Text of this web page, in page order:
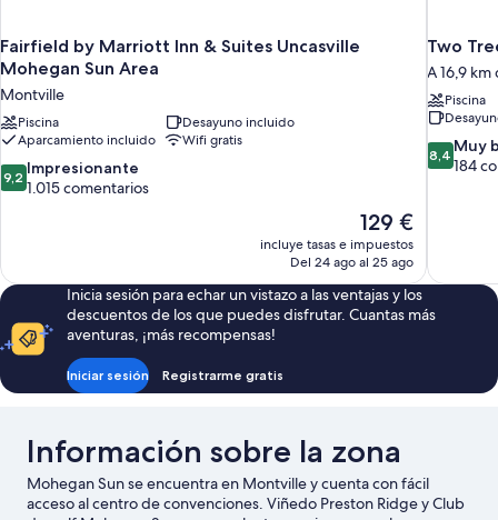
Fairfield by Marriott Inn & Suites Uncasville
Mohegan Sun Area
Montville
Piscina
Desayuno incluido
Aparcamiento incluido
Wifi gratis
9.2
sobre
9,2 Impresionante
1.015 comentarios
El
precio
actual
de
129 €
129 €
incluye tasas e impuestos
Del 24 ago al 25 ago
Two
A 16,9
Piscina
8.4
sobre
8,4 Muy
184
Inicia sesión para echar un vistazo a las ventajas y los
descuentos de los que puedes disfrutar. Cuantas más
aventuras, ¡más recompensas!
Iniciar sesión Registrarme gratis
Información sobre la zona
Mohegan Sun se encuentra en Montville y cuenta con fácil
acceso al centro de convenciones. Viñedo Preston Ridge y Club